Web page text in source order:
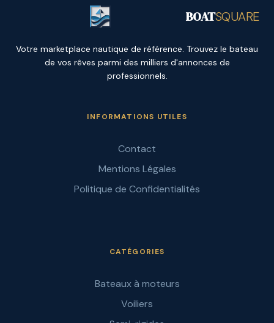
BOATSQUARE
Votre marketplace nautique de référence. Trouvez le bateau
de vos rêves parmi des milliers d'annonces de
professionnels.
INFORMATIONS UTILES
Contact
Mentions Légales
Politique de Confidentialités
CATÉGORIES
Bateaux à moteurs
Voiliers